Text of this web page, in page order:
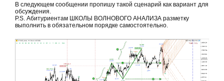
В следующем сообщении пропишу такой сценарий как вариант для
обсуждения.
P.S. Абитуриентам ШКОЛЫ ВОЛНОВОГО АНАЛИЗА разметку
выполнить в обязательном порядке самостоятельно.